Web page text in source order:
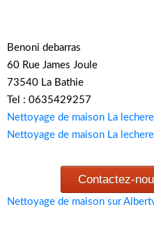
Benoni debarras
60 Rue James Joule
73540 La Bathie
Tel : 0635429257
Nettoyage de maison La
Nettoyage de maison La
Contactez-
Nettoyage de maison sur